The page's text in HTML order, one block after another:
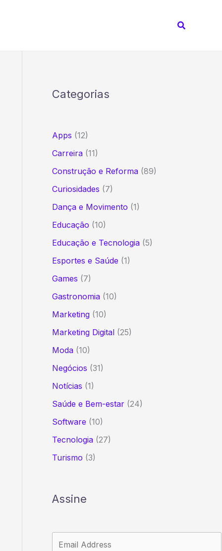
Pesquisar
Categorias
Apps (12)
Carreira(11)
Construção e Reforma(89)
Curiosidades (7)
Dança e Movimento (1)
Educação (10)
Educação e Tecnologia(5)
Esportes e Saúde (1)
Games (7)
Gastronomia(10)
Marketing(10)
Marketing Digital(25)
Moda(10)
Negócios (31)
Notícias (1)
Saúde e Bem-estar(24)
Software (10)
Tecnologia(27)
Turismo (3)
Assine